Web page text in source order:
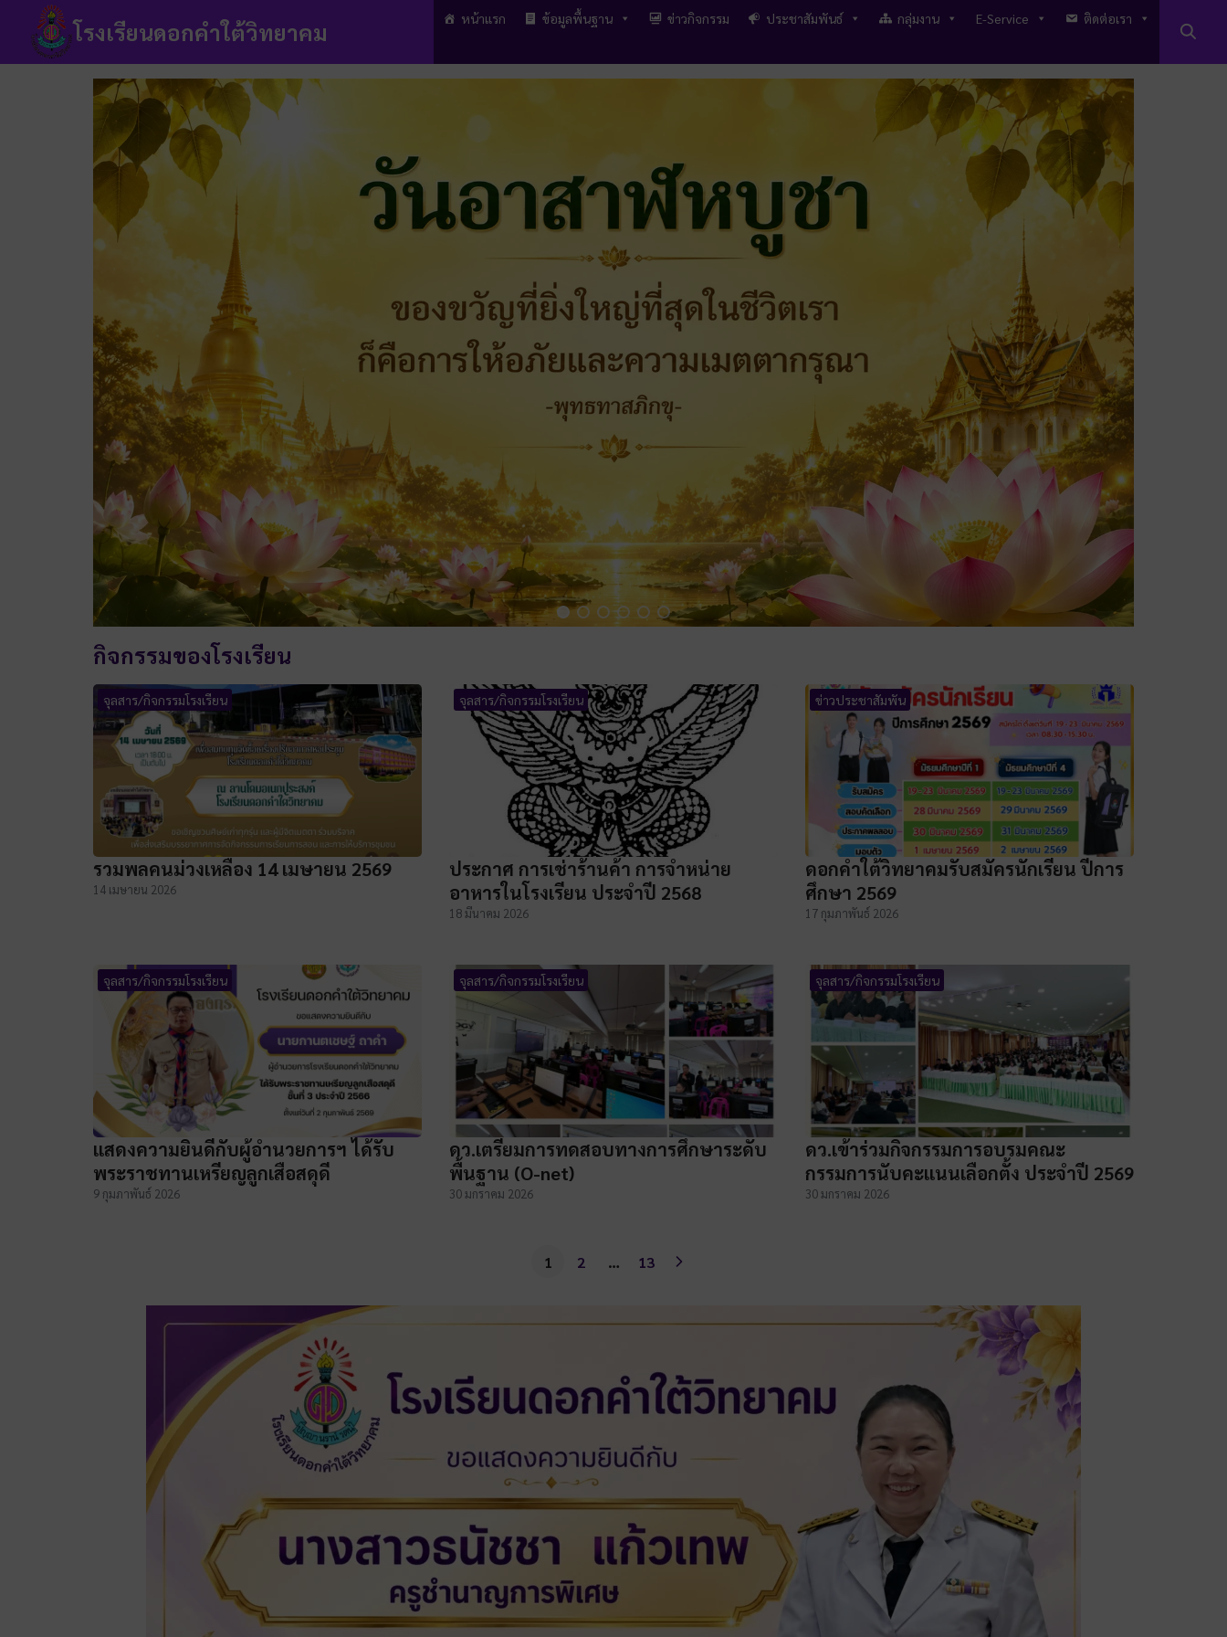
content
โรงเรียนดอกคำใต้วิทยาคม หน้าแรก ข้อมูลพื้นฐาน ข่าวกิจกรรม ประชาสัมพันธ์ กลุ่มงาน E-Service ติดต่อเรา
กิจกรรมของโรงเรียน
จุลสาร/กิจกรรมโรงเรียน
รวมพลคนม่วงเหลือง 14 เมษายน 2569
14 เมษายน 2026
จุลสาร/กิจกรรมโรงเรียน
ประกาศ การเช่าร้านค้า การจำหน่าย
อาหารในโรงเรียน ประจำปี 2568
18 มีนาคม 2026
ข่าวประชาสัมพัน
ดอกคำใต้วิทยาคมรับสมัครนักเรียน ปีการ
ศึกษา 2569
17 กุมภาพันธ์ 2026
จุลสาร/กิจกรรมโรงเรียน
แสดงความยินดีกับผู้อำนวยการฯ ได้รับ
พระราชทานเหรียญลูกเสือสดุดี
9 กุมภาพันธ์ 2026
จุลสาร/กิจกรรมโรงเรียน
ดว.เตรียมการทดสอบทางการศึกษาระดับ
พื้นฐาน (O-net)
30 มกราคม 2026
จุลสาร/กิจกรรมโรงเรียน
ดว.เข้าร่วมกิจกรรมการอบรมคณะ
กรรมการนับคะแนนเลือกตั้ง ประจำปี 2569
30 มกราคม 2026
1 2 … 13